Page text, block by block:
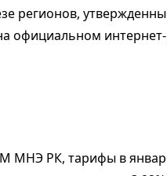
регионов,
официальном
МНЭ РК, тарифы в январе